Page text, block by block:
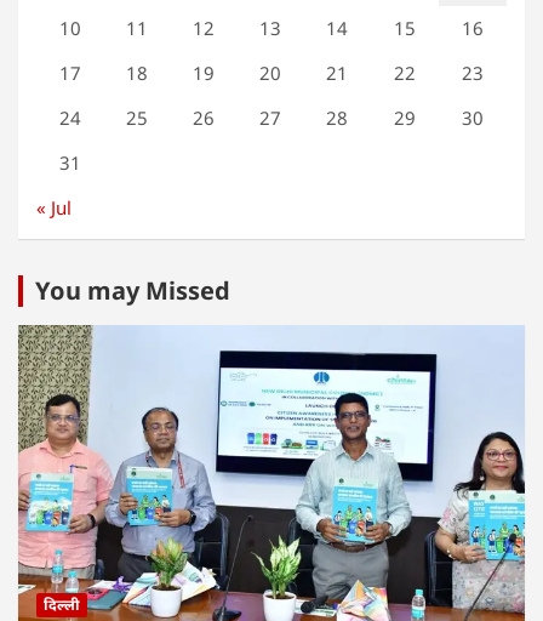
10 11 12 13 14 15
16
17
18 19 20 21 22
23
24
25 26 27 28 29
30
31
« Jul
You may Missed
दिल्ली